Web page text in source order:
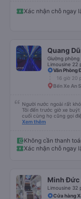
tôi. Nếu bạn muốn đi du
Bus chắc chắn nên là
Xác nhận chỗ ngay
Quang
Giường phòng
Limousine 22
Văn Phòng
16 giờ 20
Bến Xe An
Người nước ngoài rất
Tôi đến trước giờ xe
cuối cùng họ cũng gọi
sao thì tôi ngủ ngon hơn
Xem thêm
Không cần thanh
Xác nhận chỗ ngay
Minh Đức
Limousine 32
Cửa hàng